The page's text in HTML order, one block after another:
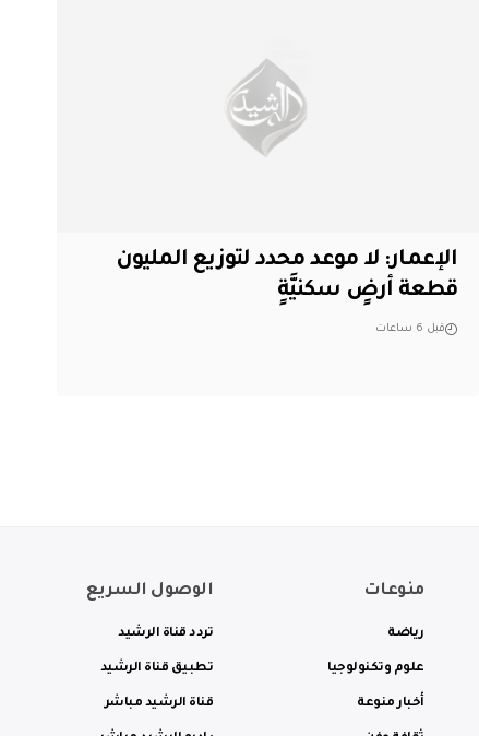
الإعمار: لا موعد محدد لتوزيع المليون
قطعة أرضٍ سكنيَّةٍ
قبل 6 ساعات
منوعات
رياضة
علوم وتكنولوجيا
أخبار منوعة
الوصول السريع
تردد قناة الرشيد
تطبيق قناة الرشيد
قناة الرشيد مباشر